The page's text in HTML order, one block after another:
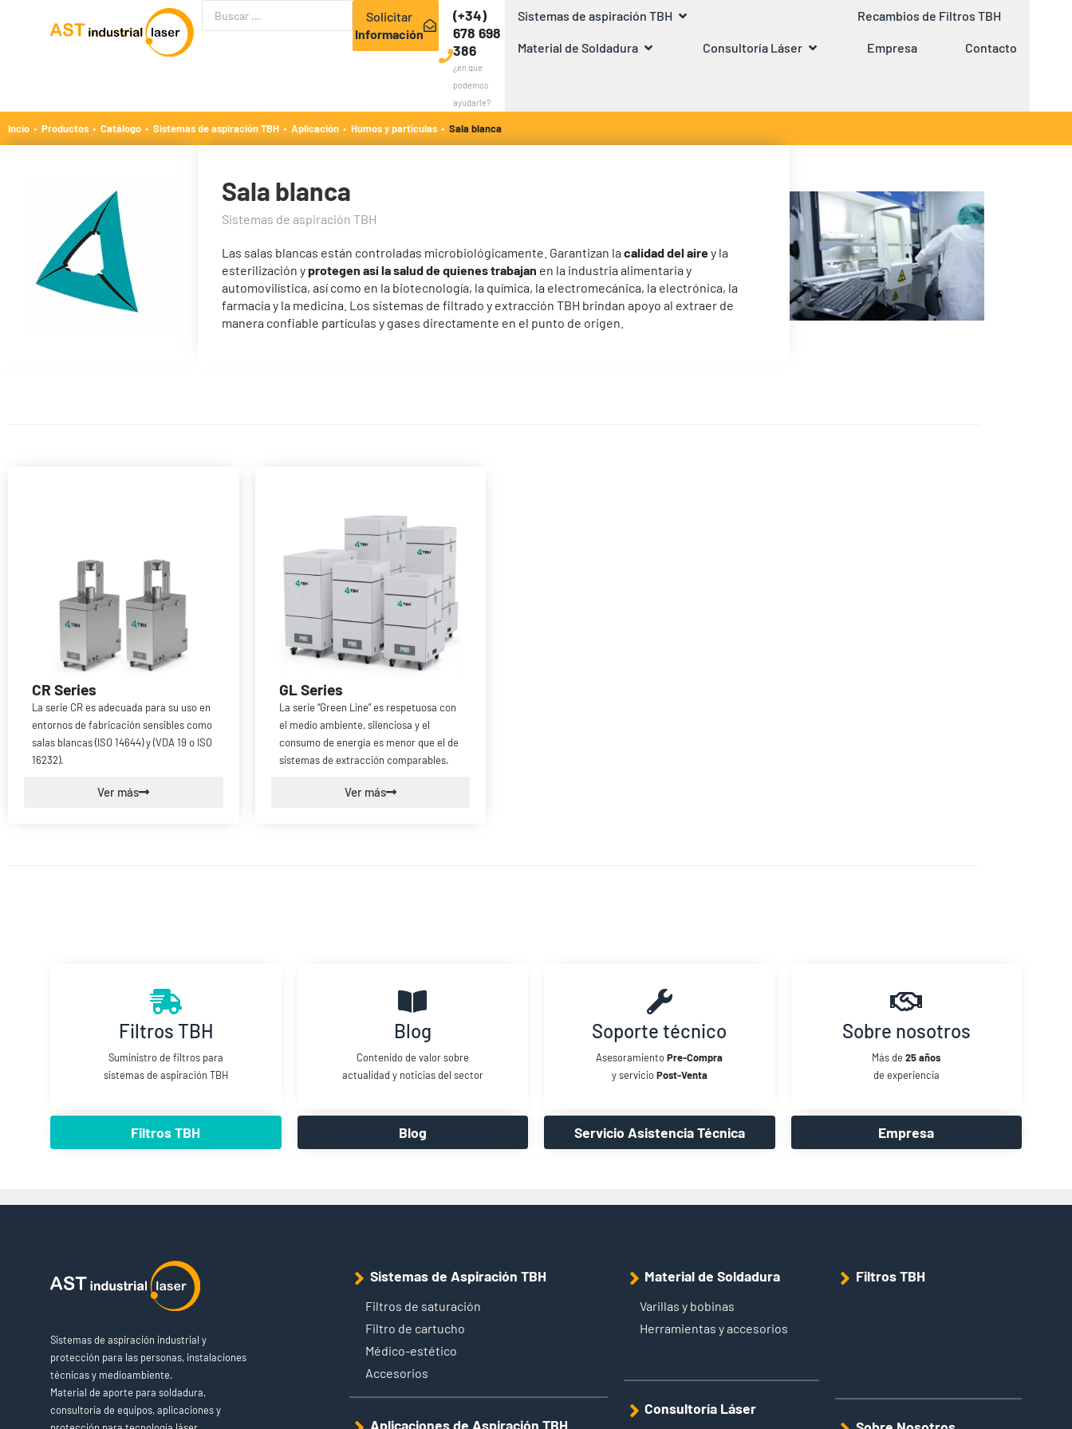
Solicitar
Información
(+34)
678 698
386
¿en que
podemos
ayudarle?
Sistemas de aspiración TBH Recambios de Filtros TBH
Material de Soldadura Consultoría Láser Empresa Contacto
Incio · Productos · Catálogo · Sistemas de aspiración TBH · Aplicación · Humos y partículas · Sala blanca
Sala blanca
Sistemas de aspiración TBH
Las salas blancas están controladas microbiológicamente. Garantizan la calidad del airey la
esterilización yprotegen así la salud de quienes trabajan en la industria alimentaria y
automovilística, así como en la biotecnología, la química, la electromecánica, la electrónica, la
farmacia y la medicina. Los sistemas de filtrado y extracción TBH brindan apoyo al extraer de
manera confiable partículas y gases directamente en el punto de origen.
CR Series
La serie CR es adecuada para su uso en
entornos de fabricación sensibles como
salas blancas (ISO 14644) y (VDA 19 o ISO
16232).
Ver más
GL Series
La serie “Green Line” es respetuosa con
el medio ambiente, silenciosa y el
consumo de energía es menor que el de
sistemas de extracción comparables.
Ver más
Filtros TBH
Suministro de filtros para
sistemas de aspiración TBH
Filtros TBH
Blog
Contenido de valor sobre
actualidad y noticias del sector
Blog
Soporte técnico
AsesoramientoPre-Compra
y servicioPost-Venta
Servicio Asistencia Técnica
Sobre nosotros
Más de25 años
de experiencia
Empresa
Sistemas de aspiración industrial y
protección para las personas, instalaciones
técnicas y medioambiente.
Material de aporte para soldadura,
consultoría de equipos, aplicaciones y
Sistemas de Aspiración TBH
Filtros de saturación
Filtro de cartucho
Médico-estético
Accesorios
Aplicaciones de Aspiración TBH
Material de Soldadura
Varillas y bobinas
Herramientas y accesorios
Consultoría Láser
Filtros TBH